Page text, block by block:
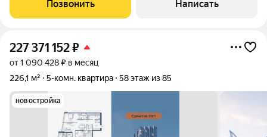
ванной и гардеробной комнатами, две детские с
Позвонить Написать
227 371 152₽
от 1 090 428 ₽ в месяц
226,1 м²
5-комн. квартира 58 этаж из 85
новостройка